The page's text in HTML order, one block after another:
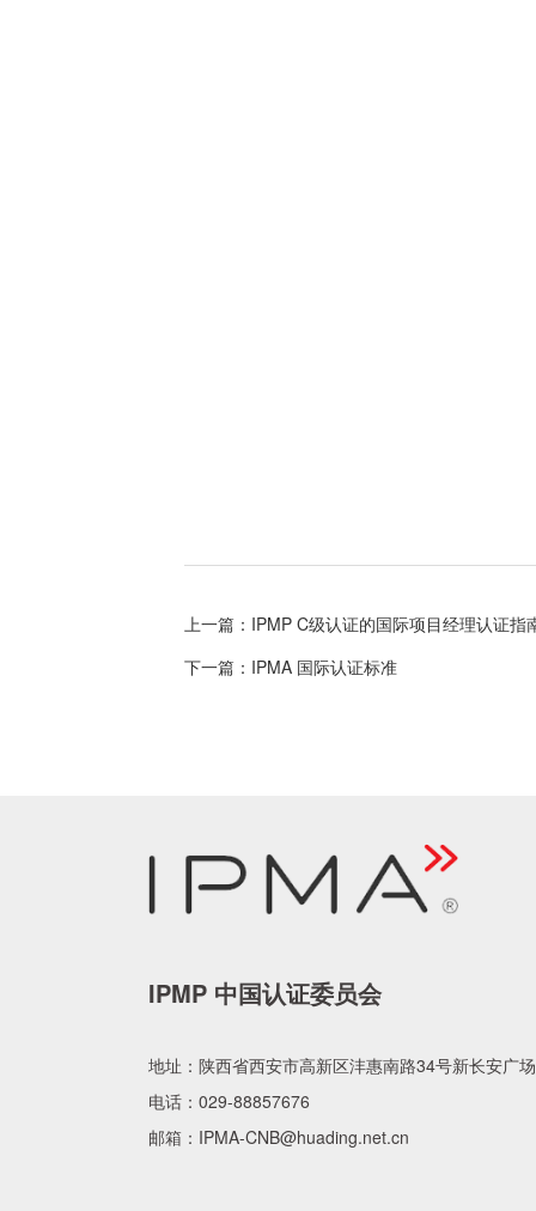
上一篇：IPMP C级认证的国际项目经理认证指
下一篇：IPMA 国际认证标准
IPMP 中国认证委员会
地址： 陕西省西安市高新区沣惠南路34号新长安广
电话： 029-88857676
邮箱： IPMA-CNB@huading.net.cn